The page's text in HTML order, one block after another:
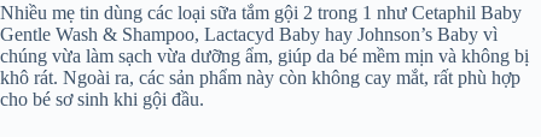
Nhiều mẹ tin dùng các loại sữa tắm gội 2 trong 1 như Cetaphil Baby
Gentle Wash & Shampoo, Lactacyd Baby hay Johnson’s Baby vì
chúng vừa làm sạch vừa dưỡng ẩm, giúp da bé mềm mịn và không bị
khô rát. Ngoài ra, các sản phẩm này còn không cay mắt, rất phù hợp
cho bé sơ sinh khi gội đầu.